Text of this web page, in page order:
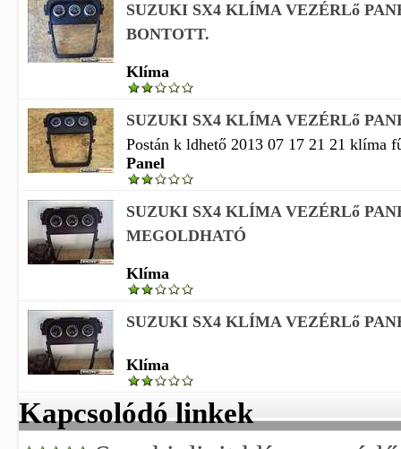
SUZUKI SX4 KLÍMA VEZÉRLő
BONTOTT.
Klíma
SUZUKI SX4 KLÍMA VEZÉRLő
Postán k ldhető 2013 07 17 21 21 klíma
Panel
SUZUKI SX4 KLÍMA VEZÉRLő
MEGOLDHATÓ
Klíma
SUZUKI SX4 KLÍMA VEZÉRLő
Klíma
Kapcsolódó linkek